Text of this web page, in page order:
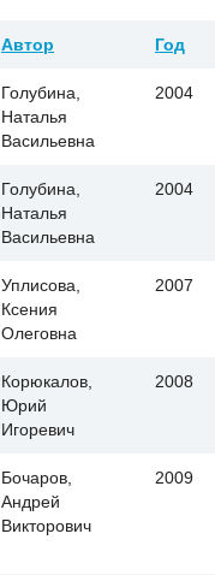
Автор Год
Голубина,
Наталья
Васильевна
2004
Голубина,
Наталья
Васильевна
2004
Уплисова,
Ксения
Олеговна
2007
Корюкалов,
Юрий
Игоревич
2008
Бочаров,
Андрей
Викторович
2009